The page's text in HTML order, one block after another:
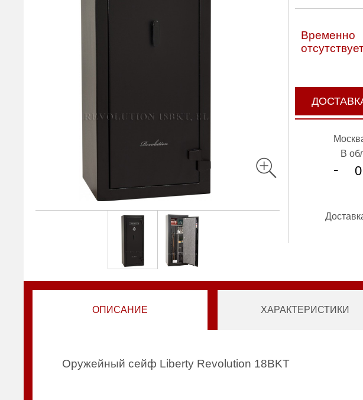
Временно
В
-
ОПИСАНИЕ ХАРАКТЕРИСТИКИ
Оружейный сейф Liberty Revolution 18BKT